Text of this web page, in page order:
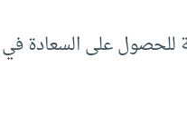
للحصول على السعادة في